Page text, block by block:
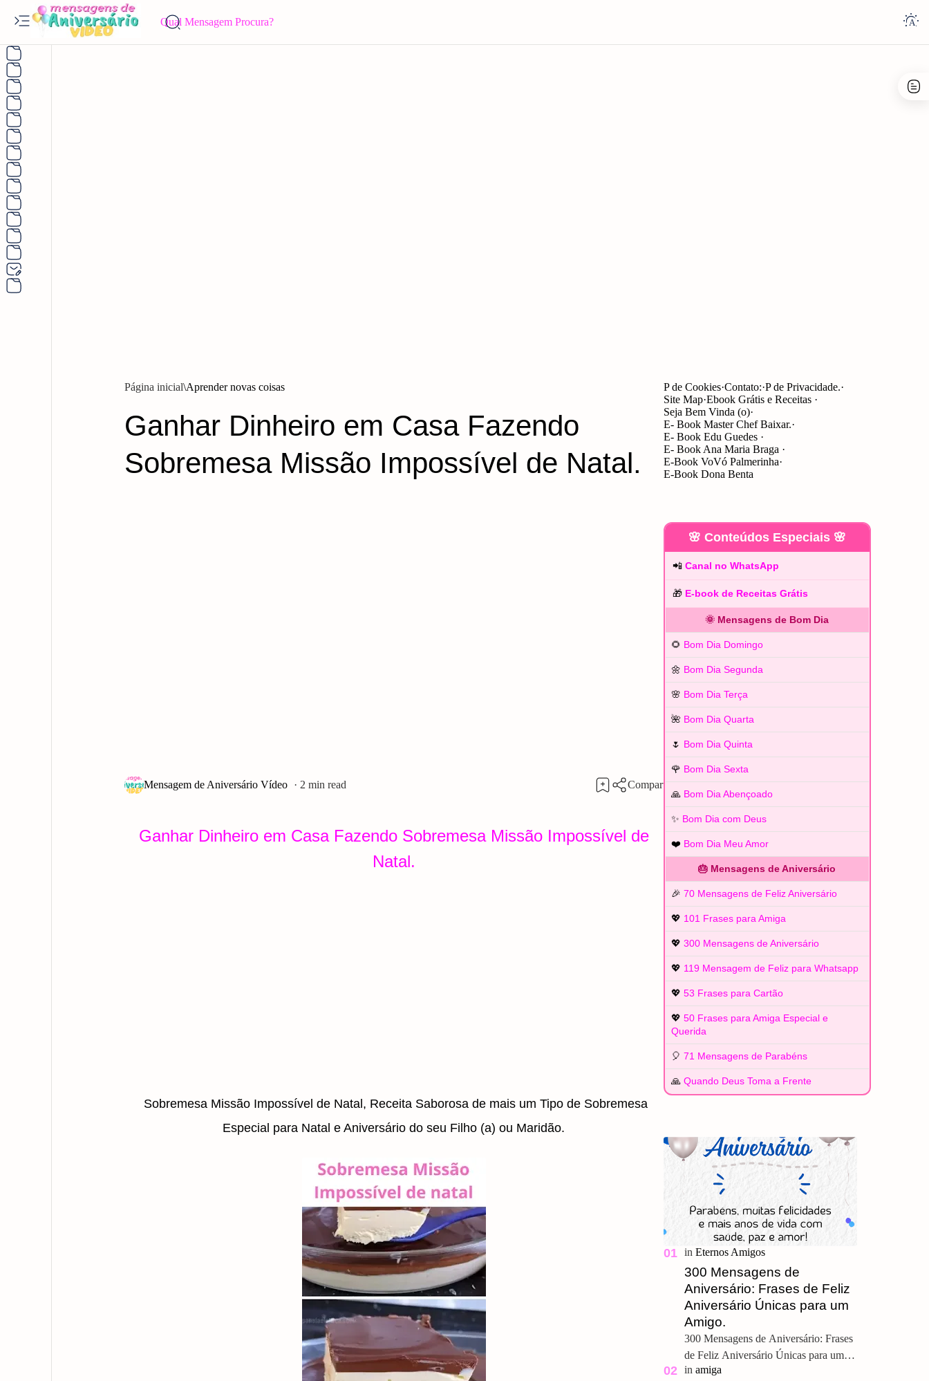
Página inicial Aprender novas coisas
Ganhar Dinheiro em Casa Fazendo
Sobremesa Missão Impossível de Natal.
2
Ganhar Dinheiro em Casa Fazendo Sobremesa Missão Impossível de
Natal.
Sobremesa Missão Impossível de Natal, Receita Saborosa de mais um Tipo de Sobremesa
Especial para Natal e Aniversário do seu Filho (a) ou Maridão.
P de Cookies Contato: P de Privacidade.
Site Map Ebook Grátis e Receitas
Seja Bem Vinda (o)
E- Book Master Chef Baixar.
E- Book Edu Guedes
E- Book Ana Maria Braga
E-Book VoVó Palmerinha
E-Book Dona Benta
🌸 Conteúdos Especiais 🌸
📲 Canal no WhatsApp
🎁 E-book de Receitas Grátis
🌞 Mensagens de Bom Dia
🌻 Bom Dia Domingo
🌼 Bom Dia Segunda
🌸 Bom Dia Terça
🌺 Bom Dia Quarta
🌷 Bom Dia Quinta
🌹 Bom Dia Sexta
🙏 Bom Dia Abençoado
✨ Bom Dia com Deus
❤️ Bom Dia Meu Amor
🎂 Mensagens de Aniversário
🎉 70 Mensagens de Feliz Aniversário
💖 101 Frases para Amiga
💖 300 Mensagens de Aniversário
💖 119 Mensagem de Feliz para Whatsapp
💖 53 Frases para Cartão
💖 50 Frases para Amiga Especial e
Querida
🎈 71 Mensagens de Parabéns
🙏 Quando Deus Toma a Frente
300 Mensagens de
Aniversário: Frases de Feliz
Aniversário Únicas para um
Amigo.
300 Mensagens de Aniversário: Frases
de Feliz Aniversário Únicas para um
Amigo. Feliz Aniversário Meu